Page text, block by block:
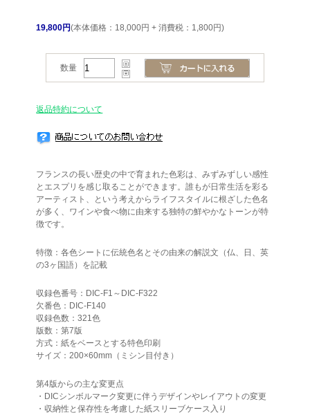
19,800円(本体価格：18,000円 + 消費税：1,800円)
数量
返品特約について
フランスの長い歴史の中で育まれた色彩は、みずみずしい感性
とエスプリを感じ取ることができます。誰もが日常生活を彩る
アーティスト、という考えからライフスタイルに根ざした色名
が多く、ワインや食べ物に由来する独特の鮮やかなトーンが特
徴です。
特徴：各色シートに伝統色名とその由来の解説文（仏、日、英
の3ヶ国語）を記載
収録色番号：DIC-F1～DIC-F322
欠番色：DIC-F140
収録色数：321色
版数：第7版
方式：紙をベースとする特色印刷
サイズ：200×60mm（ミシン目付き）
第4版からの主な変更点
・DICシンボルマーク変更に伴うデザインやレイアウトの変更
・収納性と保存性を考慮した紙スリーブケース入り